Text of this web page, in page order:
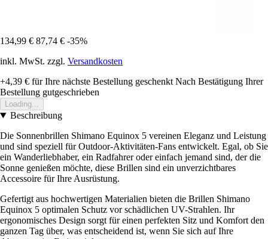
134,99 € 87,74 € -35%
inkl. MwSt. zzgl. Versandkosten
+4,39 € für Ihre nächste Bestellung geschenkt Nach Bestätigung Ihrer
Bestellung gutgeschrieben
Loading...
Beschreibung
Die Sonnenbrillen Shimano Equinox 5 vereinen Eleganz und Leistung
und sind speziell für Outdoor-Aktivitäten-Fans entwickelt. Egal, ob Sie
ein Wanderliebhaber, ein Radfahrer oder einfach jemand sind, der die
Sonne genießen möchte, diese Brillen sind ein unverzichtbares
Accessoire für Ihre Ausrüstung.
Gefertigt aus hochwertigen Materialien bieten die Brillen Shimano
Equinox 5 optimalen Schutz vor schädlichen UV-Strahlen. Ihr
ergonomisches Design sorgt für einen perfekten Sitz und Komfort den
ganzen Tag über, was entscheidend ist, wenn Sie sich auf Ihre